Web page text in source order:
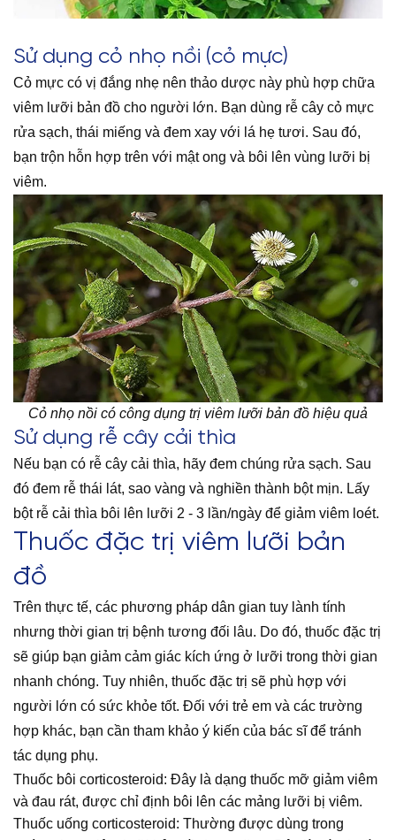
Sử dụng cỏ nhọ nồi (cỏ mực)
Cỏ mực có vị đắng nhẹ nên thảo dược này phù hợp chữa
viêm lưỡi bản đồ cho người lớn. Bạn dùng rễ cây cỏ mực
rửa sạch, thái miếng và đem xay với lá hẹ tươi. Sau đó,
bạn trộn hỗn hợp trên với mật ong và bôi lên vùng lưỡi bị
viêm.
Cỏ nhọ nồi có công dụng trị viêm lưỡi bản đồ hiệu quả
Sử dụng rễ cây cải thìa
Nếu bạn có rễ cây cải thìa, hãy đem chúng rửa sạch. Sau
đó đem rễ thái lát, sao vàng và nghiền thành bột mịn. Lấy
bột rễ cải thìa bôi lên lưỡi 2 - 3 lần/ngày để giảm viêm loét.
Thuốc đặc trị viêm lưỡi bản
đồ
Trên thực tế, các phương pháp dân gian tuy lành tính
nhưng thời gian trị bệnh tương đối lâu. Do đó, thuốc đặc trị
sẽ giúp bạn giảm cảm giác kích ứng ở lưỡi trong thời gian
nhanh chóng. Tuy nhiên, thuốc đặc trị sẽ phù hợp với
người lớn có sức khỏe tốt. Đối với trẻ em và các trường
hợp khác, bạn cần tham khảo ý kiến của bác sĩ để tránh
tác dụng phụ.
Thuốc bôi corticosteroid: Đây là dạng thuốc mỡ giảm viêm
và đau rát, được chỉ định bôi lên các mảng lưỡi bị viêm.
Thuốc uống corticosteroid: Thường được dùng trong